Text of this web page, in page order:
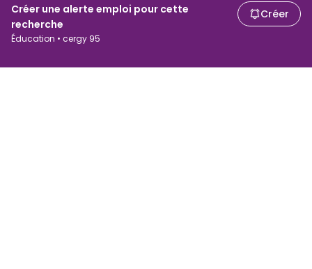
Créer une alerte emploi pour cette
recherche
Éducation • cergy 95
Créer